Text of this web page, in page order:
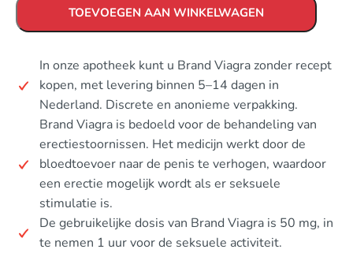
TOEVOEGEN AAN WINKELWAGEN
In onze apotheek kunt u Brand Viagra zonder recept
kopen, met levering binnen 5–14 dagen in
Nederland. Discrete en anonieme verpakking.
Brand Viagra is bedoeld voor de behandeling van
erectiestoornissen. Het medicijn werkt door de
bloedtoevoer naar de penis te verhogen, waardoor
een erectie mogelijk wordt als er seksuele
stimulatie is.
De gebruikelijke dosis van Brand Viagra is 50 mg, in
te nemen 1 uur voor de seksuele activiteit.